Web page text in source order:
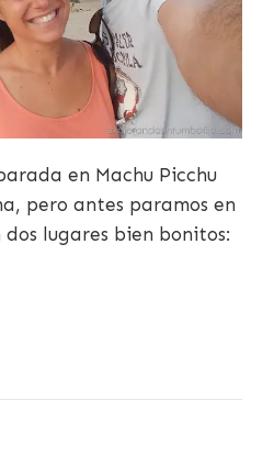
en Machu Picchu
pero antes paramos en
lugares bien bonitos: